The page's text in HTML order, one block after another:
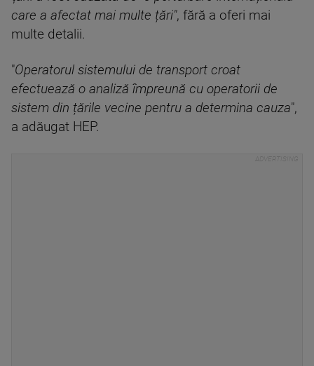
care a afectat mai multe țări", fără a oferi mai
multe detalii.
"Operatorul sistemului de transport croat
efectuează o analiză împreună cu operatorii de
sistem din țările vecine pentru a determina cauza",
a adăugat HEP.